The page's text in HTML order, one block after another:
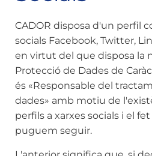
CADOR disposa d'un perfil
socials Facebook, Twitter,
en virtut del que disposa la
Protecció de Dades de
és «Responsable del
dades» amb motiu de
perfils a xarxes socials i el
puguem seguir.